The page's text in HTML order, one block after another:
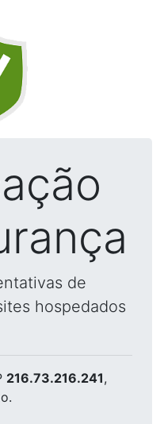
de
hospedados
216.73.216.241,